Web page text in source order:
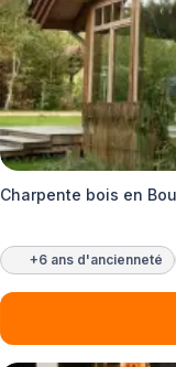
Charpente bois en
+6 ans d'ancienneté